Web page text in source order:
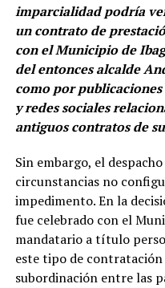
imparcialidad podría
un contrato de
con el Municipio de
del entonces alcalde
como por
y redes sociales
antiguos contratos de
Sin embargo, el
circunstancias no
impedimento. En la
fue celebrado con el
mandatario a título
este tipo de
subordinación entre las